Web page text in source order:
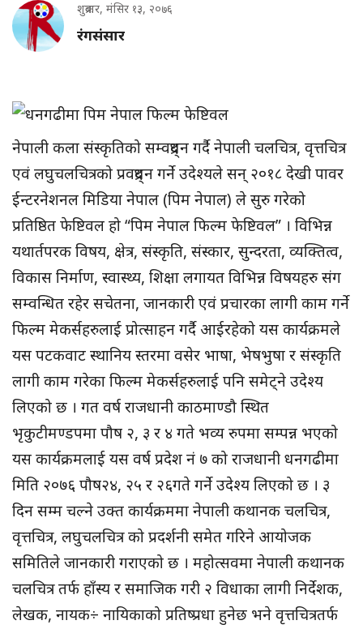
शुक्रबार, मंसिर १३, २०७६
रंगसंसार
नेपाली कला संस्कृतिको सम्वद्र्धन गर्दै नेपाली चलचित्र, वृत्तचित्र
एवं लघुचलचित्रको प्रवद्र्धन गर्ने उदेश्यले सन् २०१८ देखी पावर
ईन्टरनेशनल मिडिया नेपाल (पिम नेपाल) ले सुरु गरेको
प्रतिष्ठित फेष्टिवल हो “पिम नेपाल फिल्म फेष्टिवल” । विभिन्न
यथार्तपरक विषय, क्षेत्र, संस्कृति, संस्कार, सुन्दरता, व्यक्तित्व,
विकास निर्माण, स्वास्थ्य, शिक्षा लगायत विभिन्न विषयहरु संग
सम्वन्धित रहेर सचेतना, जानकारी एवं प्रचारका लागी काम गर्ने
फिल्म मेकर्सहरुलाई प्रोत्साहन गर्दै आईरहेको यस कार्यक्रमले
यस पटकवाट स्थानिय स्तरमा वसेर भाषा, भेषभुषा र संस्कृति
लागी काम गरेका फिल्म मेकर्सहरुलाई पनि समेट्ने उदेश्य
लिएको छ । गत वर्ष राजधानी काठमाण्डौ स्थित
भृकुटीमण्डपमा पौष २, ३ र ४ गते भव्य रुपमा सम्पन्न भएको
यस कार्यक्रमलाई यस वर्ष प्रदेश नं ७ को राजधानी धनगढीमा
मिति २०७६ पौष२४, २५ र २६गते गर्ने उदेश्य लिएको छ । ३
दिन सम्म चल्ने उक्त कार्यक्रममा नेपाली कथानक चलचित्र,
वृत्तचित्र, लघुचलचित्र को प्रदर्शनी समेत गरिने आयोजक
समितिले जानकारी गराएको छ । महोत्सवमा नेपाली कथानक
चलचित्र तर्फ हाँस्य र समाजिक गरी २ विधाका लागी निर्देशक,
लेखक, नायक÷ नायिकाको प्रतिष्प्रधा हुनेछ भने वृत्तचित्रतर्फ